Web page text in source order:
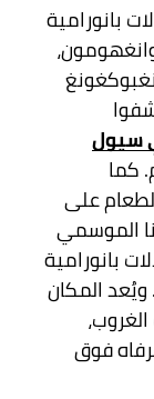
بانورامية
سيول
كما
على
الموسمي
بانورامية
المكان
فوق